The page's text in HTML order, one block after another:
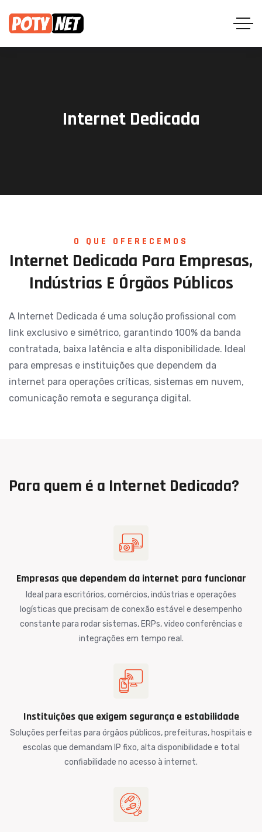
Internet Dedicada
O QUE OFERECEMOS
Internet Dedicada Para Empresas,
Indústrias E Órgãos Públicos
A Internet Dedicada é uma solução profissional com
link exclusivo e simétrico, garantindo 100% da banda
contratada, baixa latência e alta disponibilidade. Ideal
para empresas e instituições que dependem da
internet para operações críticas, sistemas em nuvem,
comunicação remota e segurança digital.
Para quem é a Internet Dedicada?
Empresas que dependem da internet para funcionar
Ideal para escritórios, comércios, indústrias e operações
logísticas que precisam de conexão estável e desempenho
constante para rodar sistemas, ERPs, video conferências e
integrações em tempo real.
Instituições que exigem segurança e estabilidade
Soluções perfeitas para órgãos públicos, prefeituras, hospitais e
escolas que demandam IP fixo, alta disponibilidade e total
confiabilidade no acesso à internet.